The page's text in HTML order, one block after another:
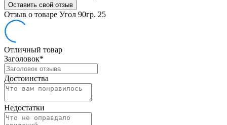
Оставить свой отзыв
Отзыв о товаре Угол 90гр. 25
Отличный товар
Заголовок*
Достоинства
Недостатки